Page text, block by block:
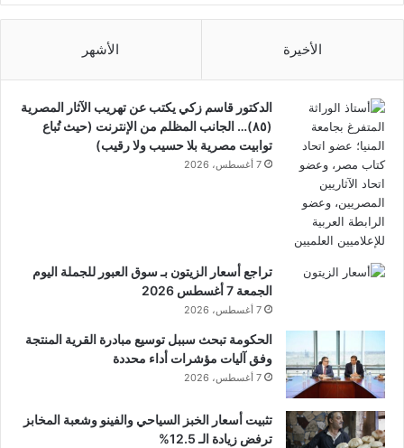
الأخيرة الأشهر
الدكتور قاسم زكي يكتب عن تهريب الآثار المصرية
(٨٥)… الجانب المظلم من الإنترنت (حيث تُباع
توابيت مصرية بلا حسيب ولا رقيب)
7 أغسطس، 2026
تراجع أسعار الزيتون بـ سوق العبور للجملة اليوم
الجمعة 7 أغسطس 2026
7 أغسطس، 2026
الحكومة تبحث سببل توسيع مبادرة القرية المنتجة
وفق آليات مؤشرات أداء محددة
7 أغسطس، 2026
تثبيت أسعار الخبز السياحي والفينو وشعبة المخابز
ترفض زيادة الـ 12.5%